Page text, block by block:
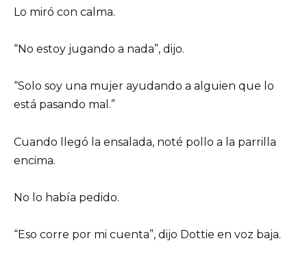
Lo miró con calma.
“No estoy jugando a nada”, dijo.
“Solo soy una mujer ayudando a alguien que lo
está pasando mal.”
Cuando llegó la ensalada, noté pollo a la parrilla
encima.
No lo había pedido.
“Eso corre por mi cuenta”, dijo Dottie en voz baja.